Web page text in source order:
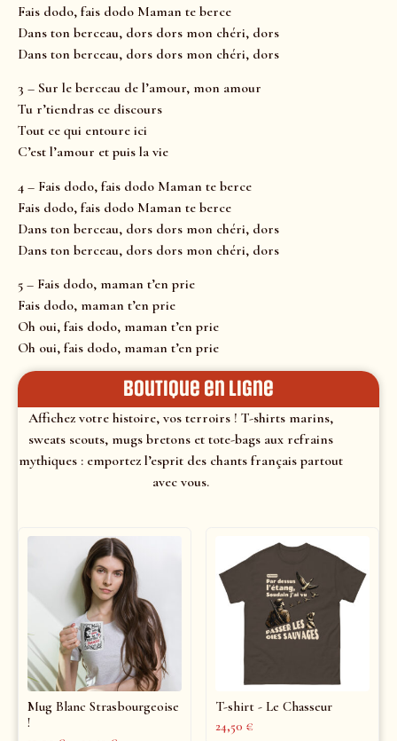
Fais dodo, fais dodo Maman te berce
Dans ton berceau, dors dors mon chéri, dors
Dans ton berceau, dors dors mon chéri, dors
3 – Sur le berceau de l’amour, mon amour
Tu r’tiendras ce discours
Tout ce qui entoure ici
C’est l’amour et puis la vie
4 – Fais dodo, fais dodo Maman te berce
Fais dodo, fais dodo Maman te berce
Dans ton berceau, dors dors mon chéri, dors
Dans ton berceau, dors dors mon chéri, dors
5 – Fais dodo, maman t’en prie
Fais dodo, maman t’en prie
Oh oui, fais dodo, maman t’en prie
Oh oui, fais dodo, maman t’en prie
Boutique en ligne
Affichez votre histoire, vos terroirs ! T-shirts marins,
sweats scouts, mugs bretons et tote-bags aux refrains
mythiques : emportez l’esprit des chants français partout
avec vous.
Mug Blanc Strasbourgeoise
!
T-shirt - Le Chasseur
24,50 €